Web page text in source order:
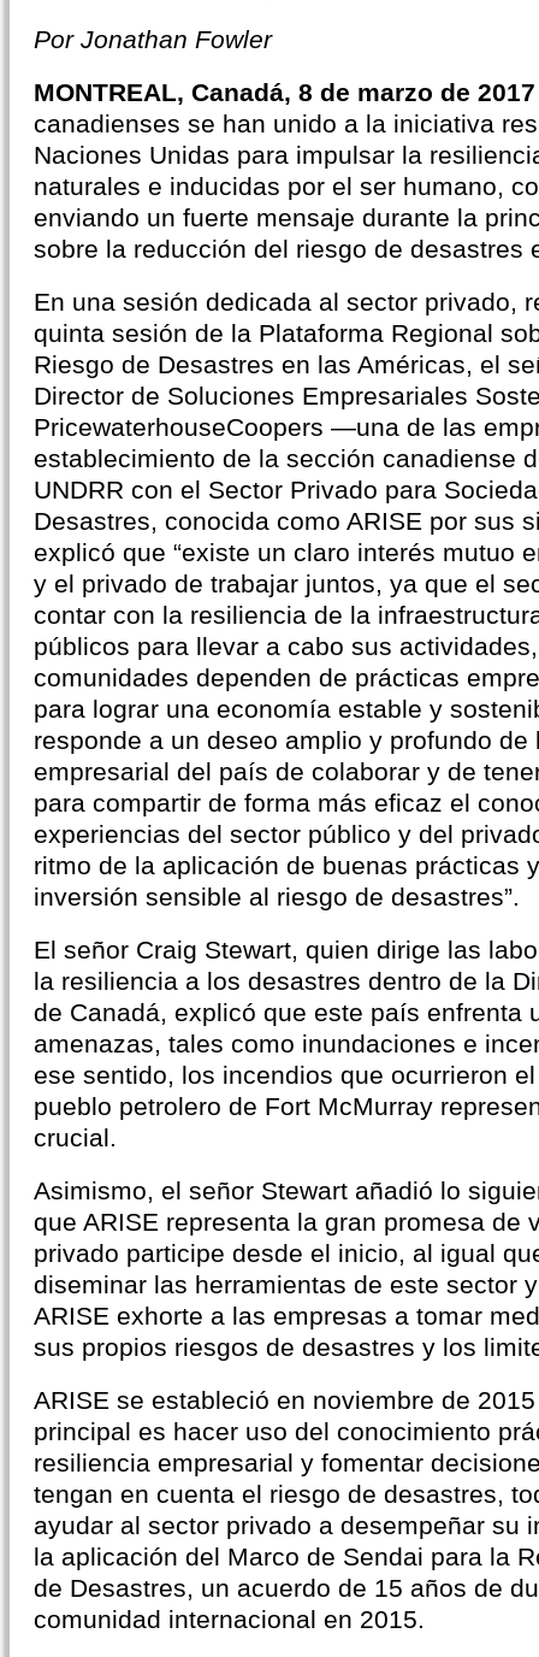
Por Jonathan Fowler
MONTREAL, Canadá, 8 de marzo de
canadienses se han unido a la iniciativa
Naciones Unidas para impulsar la
naturales e inducidas por el ser humano,
enviando un fuerte mensaje durante la
sobre la reducción del riesgo de desastres
En una sesión dedicada al sector privado,
quinta sesión de la Plataforma Regional
Riesgo de Desastres en las Américas, el
Director de Soluciones Empresariales
PricewaterhouseCoopers —una de las
establecimiento de la sección canadiense
UNDRR con el Sector Privado para
Desastres, conocida como ARISE por sus
explicó que “existe un claro interés mutuo
y el privado de trabajar juntos, ya que el
contar con la resiliencia de la
públicos para llevar a cabo sus
comunidades dependen de prácticas
para lograr una economía estable y
responde a un deseo amplio y profundo de
empresarial del país de colaborar y de
para compartir de forma más eficaz el
experiencias del sector público y del
ritmo de la aplicación de buenas prácticas
inversión sensible al riesgo de desastres”.
El señor Craig Stewart, quien dirige las
la resiliencia a los desastres dentro de la
de Canadá, explicó que este país enfrenta
amenazas, tales como inundaciones e
ese sentido, los incendios que ocurrieron
pueblo petrolero de Fort McMurray
crucial.
Asimismo, el señor Stewart añadió lo
que ARISE representa la gran promesa de
privado participe desde el inicio, al igual
diseminar las herramientas de este sector
ARISE exhorte a las empresas a tomar
sus propios riesgos de desastres y los
ARISE se estableció en noviembre de
principal es hacer uso del conocimiento
resiliencia empresarial y fomentar
tengan en cuenta el riesgo de desastres,
ayudar al sector privado a desempeñar su
la aplicación del Marco de Sendai para la
de Desastres, un acuerdo de 15 años de
comunidad internacional en 2015.